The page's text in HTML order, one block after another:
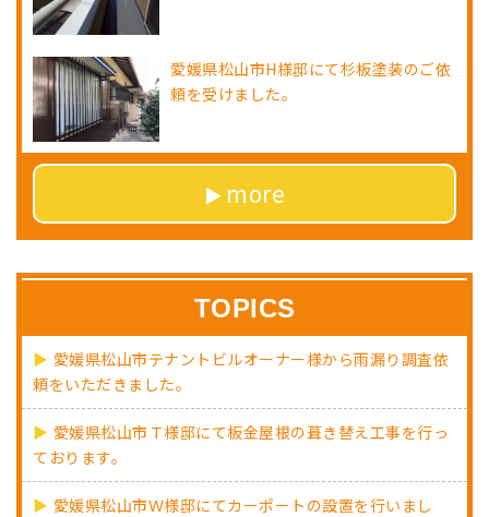
愛媛県松山市H様邸にて杉板塗装のご依
頼を受けました。
more
TOPICS
愛媛県松山市テナントビルオーナー様から雨漏り調査依
頼をいただきました。
愛媛県松山市Ｔ様邸にて板金屋根の葺き替え工事を行っ
ております。
愛媛県松山市Ｗ様邸にてカーポートの設置を行いまし